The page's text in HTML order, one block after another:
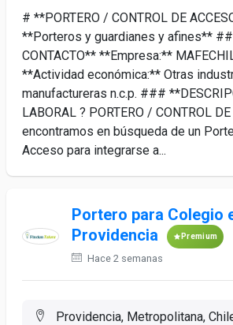
# **PORTERO / CONTROL DE
**Porteros y guardianes y afines**
CONTACTO** **Empresa:**
**Actividad económica:** Otras
manufactureras n.c.p. ###
LABORAL ? PORTERO / CONTROL
encontramos en búsqueda de un
Acceso para integrarse a...
Portero para Colegio
Providencia
Premium
Hace 2 semanas
Providencia, Metropolitana,